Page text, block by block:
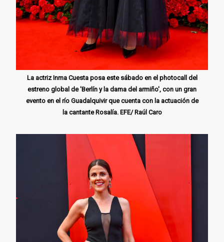
La actriz Inma Cuesta posa este sábado en el photocall del
estreno global de 'Berlín y la dama del armiño', con un gran
evento en el río Guadalquivir que cuenta con la actuación de
la cantante Rosalía. EFE/ Raúl Caro